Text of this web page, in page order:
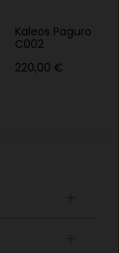
Kaleos Paguro
C002
220,00 €